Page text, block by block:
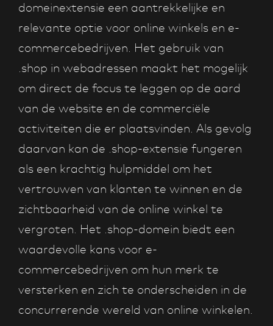
domeinextensie een aantrekkelijke en
relevante optie voor online winkels en e-
commercebedrijven. Het gebruik van
.shop in webadressen maakt het mogelijk
om direct de focus te leggen op de aard
van de website en de commerciële
activiteiten die er plaatsvinden. Als gevolg
daarvan kan de .shop-extensie fungeren
als een krachtig hulpmiddel om het
vertrouwen van klanten te winnen en de
zichtbaarheid van de online winkel te
vergroten. Het .shop-domein biedt een
waardevolle kans voor e-
commercebedrijven om hun merk te
versterken en zich te onderscheiden in de
concurrerende wereld van online winkelen.